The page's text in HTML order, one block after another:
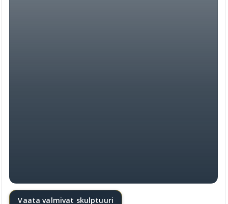
Vaata valmivat skulptuuri